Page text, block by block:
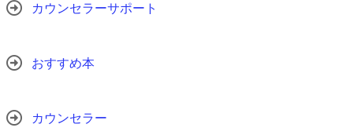
カウンセラーサポート
おすすめ本
カウンセラー